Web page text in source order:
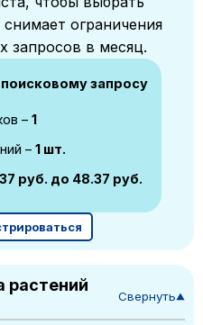
ограничения
запросов в месяц.
запросу
– 1
– 1 шт.
руб. до 48.37 руб.
растений
Свернуть▼